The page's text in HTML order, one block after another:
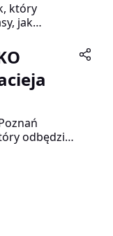
który
jak
emocji,
podczas
Evolution.
którzy
biegowe. To
nie wrócą
odbędzie
udział w
i